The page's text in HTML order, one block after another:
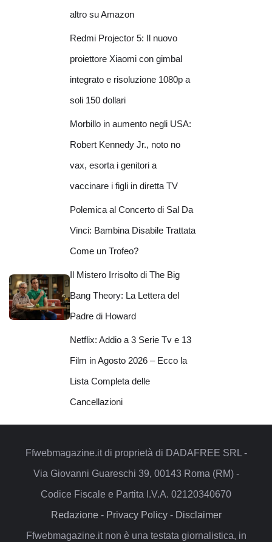
altro su Amazon
Redmi Projector 5: Il nuovo
proiettore Xiaomi con gimbal
integrato e risoluzione 1080p a
soli 150 dollari
Morbillo in aumento negli USA:
Robert Kennedy Jr., noto no
vax, esorta i genitori a
vaccinare i figli in diretta TV
Polemica al Concerto di Sal Da
Vinci: Bambina Disabile Trattata
Come un Trofeo?
Il Mistero Irrisolto di The Big
Bang Theory: La Lettera del
Padre di Howard
Netflix: Addio a 3 Serie Tv e 13
Film in Agosto 2026 – Ecco la
Lista Completa delle
Cancellazioni
Ffwebmagazine.it di proprietà di DADAFREE SRL -
Via Giovanni Guareschi 39, 00143 Roma (RM) -
Codice Fiscale e Partita I.V.A. 02120340670
Redazione- Privacy Policy- Disclaimer
Ffwebmagazine.it non è una testata giornalistica, in